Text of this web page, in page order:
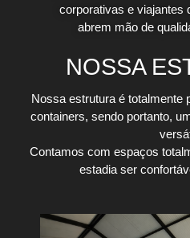
corporativas e viajantes
abrem mão de
NOSSA
Nossa estrutura é totalmente
containers, sendo portanto,
Contamos com espaços
estadia ser